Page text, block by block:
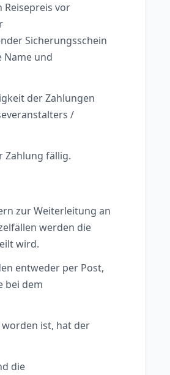
Reisepreis vor
Sicherungsschein
Name und
der Zahlungen
/
Zahlung fällig.
zur Weiterleitung an
werden die
wird.
entweder per Post,
bei dem
ist, hat der
die